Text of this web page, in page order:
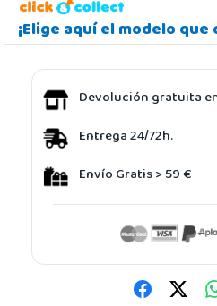
¡Elige aquí el modelo
Devolución gratuita
Entrega 24/72h.
Envío Gratis > 59 €